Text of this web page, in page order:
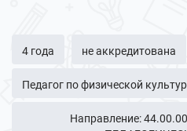
4 года не аккредитована
Педагог по физической
Направление: